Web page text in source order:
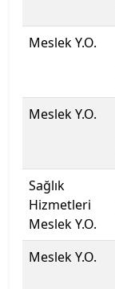
Nevşehir
Niğde
Nuh Naci
ODTÜ
Ondokuz
Ordu
Orta Doğu
Meslek Y.O.
Meslek Y.O.
Sağlık
Hizmetleri
Meslek Y.O.
Meslek Y.O.